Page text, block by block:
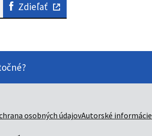
Zdieľať
osobných údajovAutorské informácie